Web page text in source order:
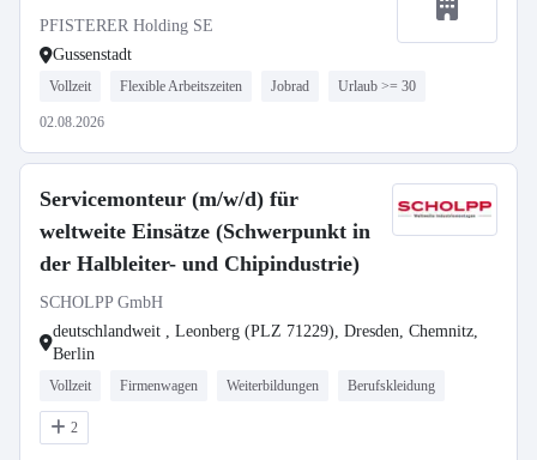
PFISTERER Holding SE
Gussenstadt
Vollzeit Flexible Arbeitszeiten Jobrad Urlaub >= 30
02.08.2026
Servicemonteur (m/w/d) für
weltweite Einsätze (Schwerpunkt in
der Halbleiter- und Chipindustrie)
SCHOLPP GmbH
deutschlandweit , Leonberg (PLZ 71229), Dresden, Chemnitz,
Berlin
Vollzeit Firmenwagen Weiterbildungen Berufskleidung
2